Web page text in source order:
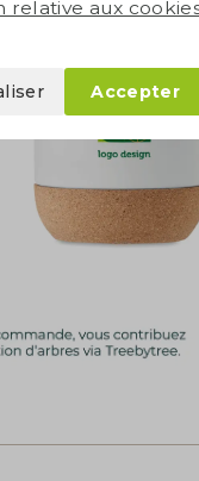
relative aux
Accepter